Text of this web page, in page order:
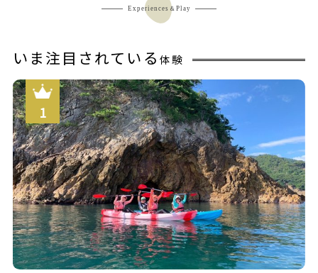
Experiences＆Play
いま注目されている 体験